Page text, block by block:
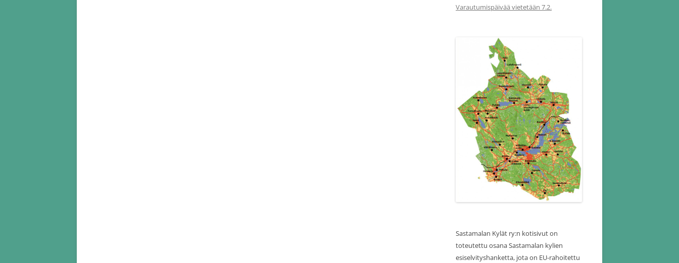
Varautumispäivää vietetään 7.2.
Sastamalan Kylät ry:n kotisivut on
toteutettu osana Sastamalan kylien
esiselvityshanketta, jota on EU-rahoitettu